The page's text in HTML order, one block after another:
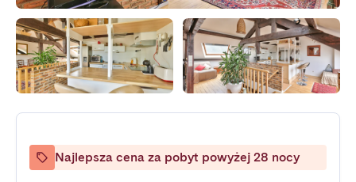
Najlepsza cena za pobyt powyżej 28 nocy